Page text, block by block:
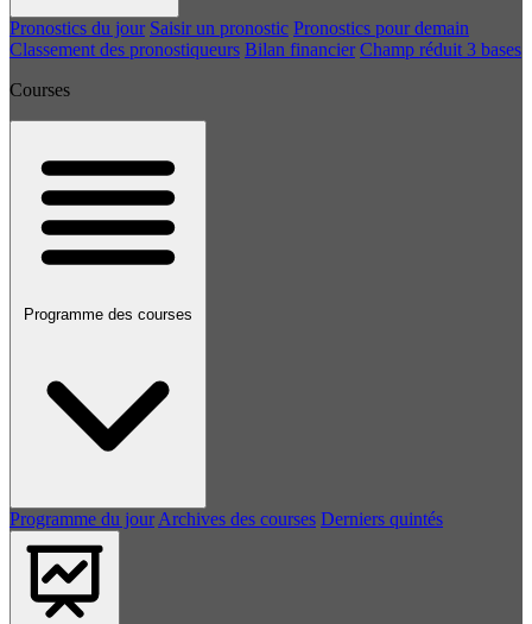
Pronostics du jour Saisir un pronostic Pronostics pour demain
Classement des pronostiqueurs Bilan financier Champ réduit 3 bases
Courses
Programme des courses
Programme du jour Archives des courses Derniers quintés